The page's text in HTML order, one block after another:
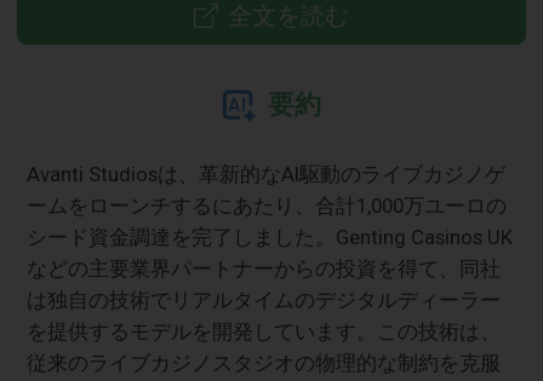
全文を読む
要約
Avanti Studiosは、革新的なAI駆動のライブカジノゲ
ームをローンチするにあたり、合計1,000万ユーロの
シード資金調達を完了しました。Genting Casinos UK
などの主要業界パートナーからの投資を得て、同社
は独自の技術でリアルタイムのデジタルディーラー
を提供するモデルを開発しています。この技術は、
従来のライブカジノスタジオの物理的な制約を克服